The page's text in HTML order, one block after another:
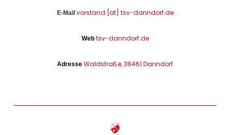
E-Mailvorstand [at] tsv-danndorf.de
Web tsv-danndorf.de
Adresse Waldstraße, 38461 Danndorf